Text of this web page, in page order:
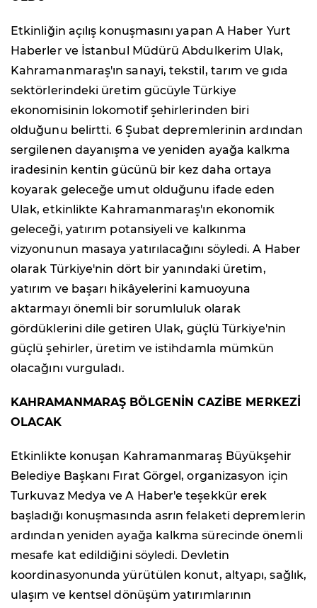
Etkinliğin açılış konuşmasını yapan A Haber Yurt
Haberler ve İstanbul Müdürü Abdulkerim Ulak,
Kahramanmaraş'ın sanayi, tekstil, tarım ve gıda
sektörlerindeki üretim gücüyle Türkiye
ekonomisinin lokomotif şehirlerinden biri
olduğunu belirtti. 6 Şubat depremlerinin ardından
sergilenen dayanışma ve yeniden ayağa kalkma
iradesinin kentin gücünü bir kez daha ortaya
koyarak geleceğe umut olduğunu ifade eden
Ulak, etkinlikte Kahramanmaraş'ın ekonomik
geleceği, yatırım potansiyeli ve kalkınma
vizyonunun masaya yatırılacağını söyledi. A Haber
olarak Türkiye'nin dört bir yanındaki üretim,
yatırım ve başarı hikâyelerini kamuoyuna
aktarmayı önemli bir sorumluluk olarak
gördüklerini dile getiren Ulak, güçlü Türkiye'nin
güçlü şehirler, üretim ve istihdamla mümkün
olacağını vurguladı.
KAHRAMANMARAŞ BÖLGENİN CAZİBE MERKEZİ
OLACAK
Etkinlikte konuşan Kahramanmaraş Büyükşehir
Belediye Başkanı Fırat Görgel, organizasyon için
Turkuvaz Medya ve A Haber'e teşekkür erek
başladığı konuşmasında asrın felaketi depremlerin
ardından yeniden ayağa kalkma sürecinde önemli
mesafe kat edildiğini söyledi. Devletin
koordinasyonunda yürütülen konut, altyapı, sağlık,
ulaşım ve kentsel dönüşüm yatırımlarının